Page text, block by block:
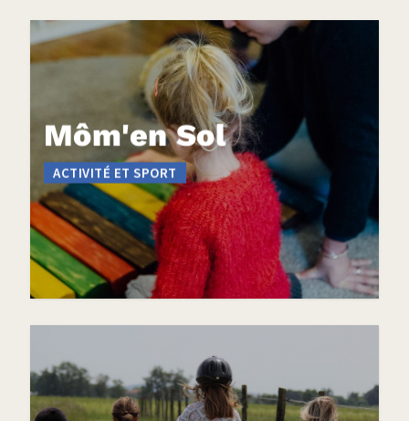
Môm'en Sol
ACTIVITÉ ET SPORT